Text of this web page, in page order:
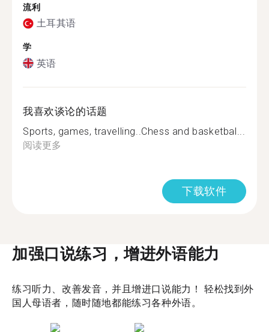
流利
土耳其语
学
英语
我喜欢谈论的话题
Sports, games, travelling..Chess and basketbal...
阅读更多
下载软件
加强口说练习，增进外语能力
练习听力、改善发音，并且增进口说能力！ 轻松找到外
国人母语者，随时随地都能练习各种外语。